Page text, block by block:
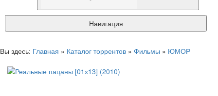
Навигация
Вы здесь: Главная » Каталог торрентов » Фильмы » ЮМОР